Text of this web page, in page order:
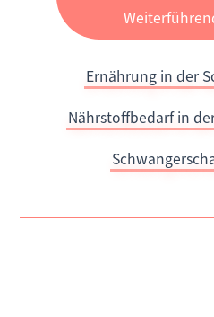
Ernährung in der
Nährstoffbedarf in